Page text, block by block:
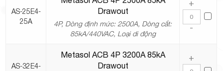
AS-25E4-
25A
Drawout
4P, Dòng định mức: 2500A, Dòng cắt:
85kA/440VAC, Loại di động
+
-
AS-32E4-
Metasol ACB 4P 3200A 85kA
Drawout
+